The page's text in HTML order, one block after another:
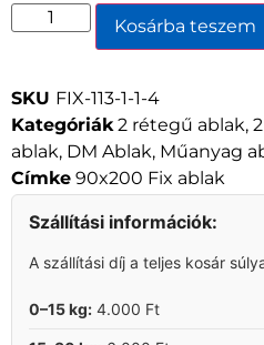
Kosárba teszem
SKU FIX-113-1-1-4
Kategóriák 2 rétegű ablak,
ablak, DM Ablak, Műanyag
Címke 90x200 Fix ablak
Szállítási információk:
A szállítási díj a teljes kosár
0–15 kg: 4.000 Ft